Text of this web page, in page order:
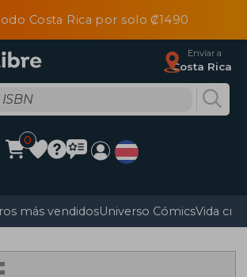
Costa Rica por solo ₡1490
Enviar a
Costa Rica
0
más vendidosUniverso CómicsVida